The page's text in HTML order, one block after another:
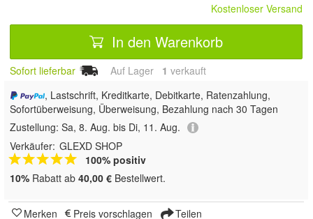
Kostenloser Versand
In den Warenkorb
Sofort lieferbar Auf Lager 1 verkauft
, Lastschrift, Kreditkarte, Debitkarte, Ratenzahlung,
Sofortüberweisung, Überweisung, Bezahlung nach 30 Tagen
Zustellung: Sa, 8. Aug. bis Di, 11. Aug.
Verkäufer: GLEXD SHOP
100% positiv
10% Rabatt ab 40,00 € Bestellwert.
Merken Preis vorschlagen Teilen